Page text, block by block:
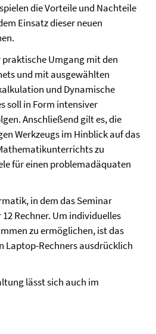
die Vorteile und Nachteile
Einsatz dieser neuen
Umgang mit den
und mit ausgewählten
und Dynamische
soll in Form intensiver
Anschließend gilt es, die
Werkzeugs im Hinblick auf das
zu
für einen problemadäquaten
in dem das Seminar
Rechner. Um individuelles
zu ermöglichen, ist das
Laptop-Rechners ausdrücklich
lässt sich auch im